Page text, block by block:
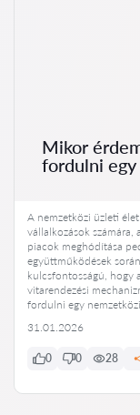
Mikor
fordulni egy
A nemzetközi üzleti
vállalkozások
piacok meghódítása
együttműködések
kulcsfontosságú, hogy
vitarendezési
fordulni egy
31.01.2026
0 0 28